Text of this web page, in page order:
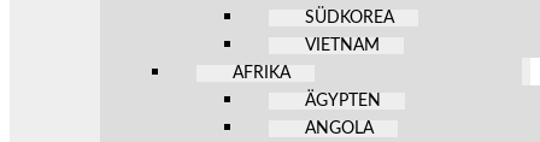
SÜDKOREA
VIETNAM
AFRIKA
ÄGYPTEN
ANGOLA